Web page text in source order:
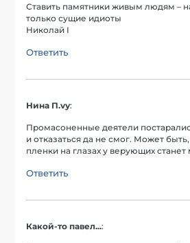
Ставить памятники живым людям –
только сущие идиоты
Николай I
Ответить
Нина П.vу:
Промасоненные деятели
и отказаться да не смог. Может
пленки на глазах у верующих
Ответить
Какой-то павел...: